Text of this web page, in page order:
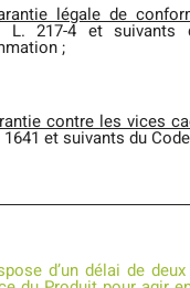
légale de
L. 217-4 et suivants
;
contre les vices
et suivants du
d’un délai de